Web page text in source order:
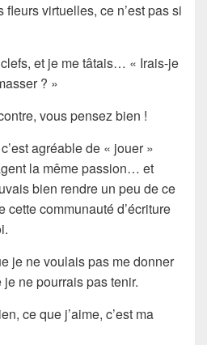
virtuelles, ce n’est pas si
et je me tâtais… « Irais-je
? »
vous pensez bien !
agréable de « jouer »
la même passion… et
bien rendre un peu de ce
cette communauté d’écriture
je ne voulais pas me donner
ne pourrais pas tenir.
ce que j’aime, c’est ma